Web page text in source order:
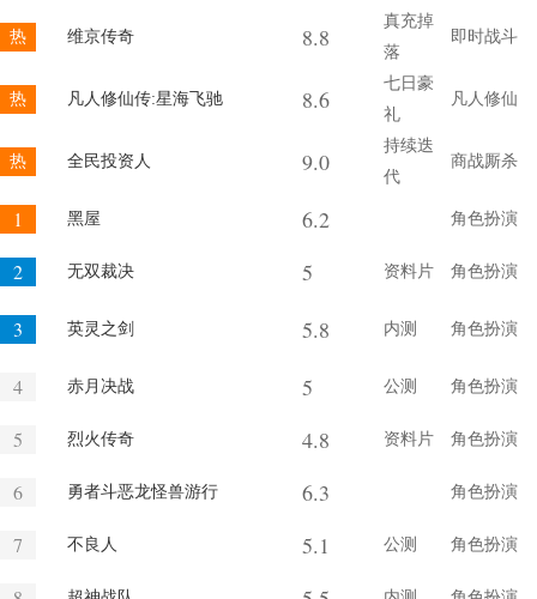
热 维京传奇 8.8
真充掉
落
即时战斗
热 凡人修仙传:星海飞驰 8.6
七日豪
礼
凡人修仙
热 全民投资人 9.0
持续迭
代
商战厮杀
1 黑屋 6.2 角色扮演
2 无双裁决 5 资料片 角色扮演
3 英灵之剑 5.8 内测 角色扮演
4 赤月决战 5 公测 角色扮演
5 烈火传奇 4.8 资料片 角色扮演
6 勇者斗恶龙怪兽游行 6.3 角色扮演
7 不良人 5.1 公测 角色扮演